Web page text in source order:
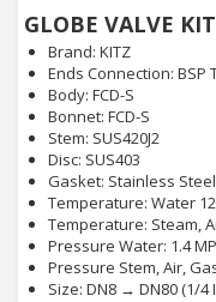
GLOBE VALVE
Brand: KITZ
Ends Connection: BSP
Body: FCD-S
Bonnet: FCD-S
Stem: SUS420J2
Disc: SUS403
Gasket: Stainless
Temperature: Water
Temperature: Steam,
Pressure Water: 1.4
Pressure Stem, Air,
Size: DN8 → DN80 (1/